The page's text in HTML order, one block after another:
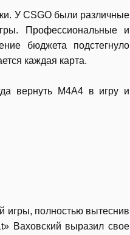
У CSGO были различные
Профессиональные и
бюджета подстегнуло
каждая карта.
вернуть M4A4 в игру и
игры, полностью вытеснив
Ваховский выразил свое